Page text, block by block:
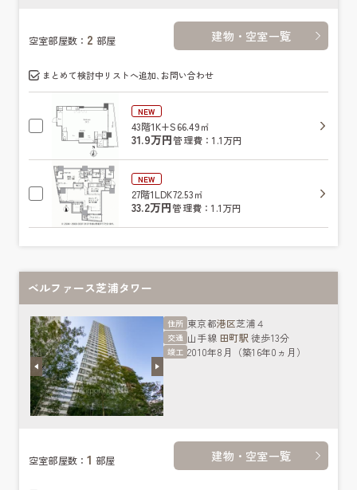
空室部屋数： 2 部屋 建物・空室一覧
まとめて検討中リストへ追加､お問い合わせ
NEW
43階1K+S66.49㎡
31.9万円管理費：1.1万円
NEW
27階1LDK72.53㎡
33.2万円管理費：1.1万円
ベルファース芝浦タワー
住所 東京都港区芝浦４
交通 山手線 田町駅 徒歩13分
竣工 2010年8月（築16年0ヵ月）
空室部屋数：1 部屋 建物・空室一覧